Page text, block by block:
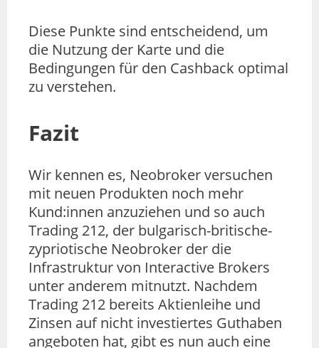
Diese Punkte sind entscheidend, um
die Nutzung der Karte und die
Bedingungen für den Cashback optimal
zu verstehen.
Fazit
Wir kennen es, Neobroker versuchen
mit neuen Produkten noch mehr
Kund:innen anzuziehen und so auch
Trading 212, der bulgarisch-britische-
zypriotische Neobroker der die
Infrastruktur von Interactive Brokers
unter anderem mitnutzt. Nachdem
Trading 212 bereits Aktienleihe und
Zinsen auf nicht investiertes Guthaben
angeboten hat, gibt es nun auch eine